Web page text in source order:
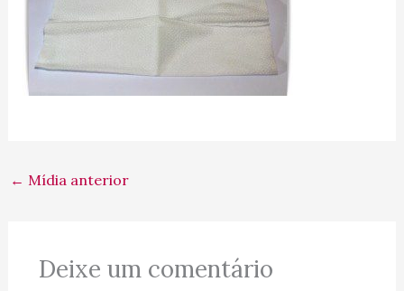
← Mídia anterior
Deixe um comentário